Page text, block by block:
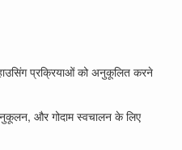
प्रक्रियाओं को अनुकूलित करने
अनुकूलन, और गोदाम स्वचालन के लिए